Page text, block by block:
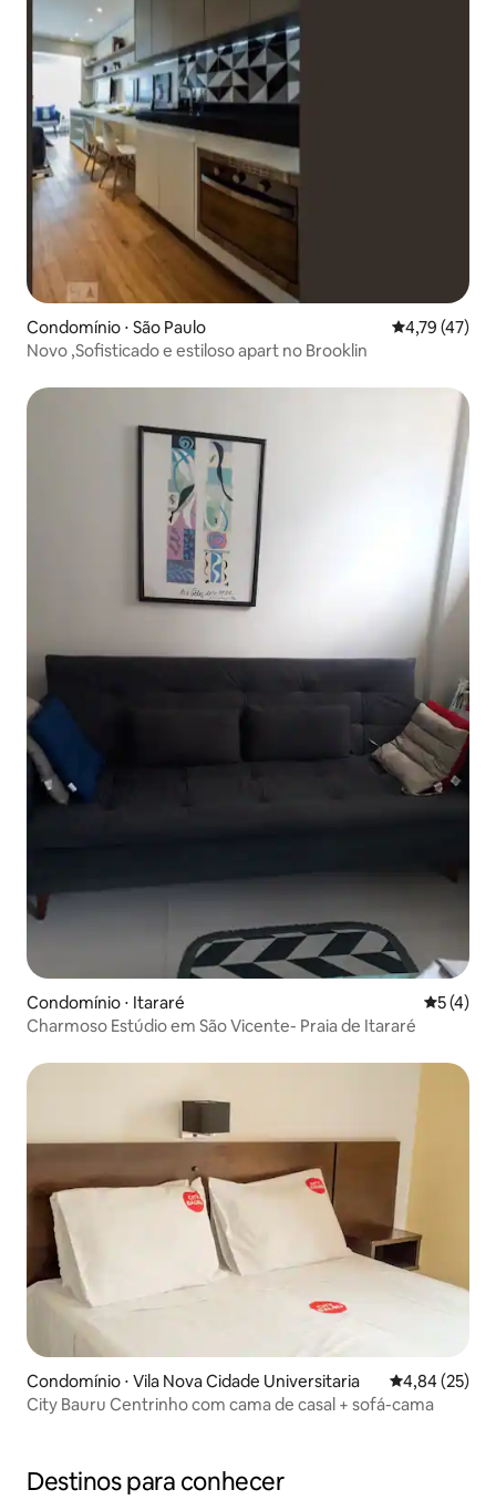
Condomínio ⋅ São Paulo 4,79 de uma
4,79 (47)
Novo ,Sofisticado e estiloso apart no Brooklin
Condomínio ⋅ Itararé 5 de
5 (4)
Charmoso Estúdio em São Vicente- Praia de Itararé
Condomínio ⋅ Vila Nova Cidade Universitaria 4,84 de uma
4,84 (25)
City Bauru Centrinho com cama de casal + sofá-cama
Destinos para conhecer